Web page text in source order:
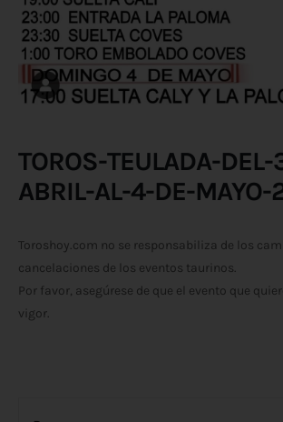
TOROS-TEULADA-
ABRIL-AL-4-DE-
Toroshoy.com no se responsabiliza de los
cancelaciones de los eventos taurinos.
Por favor, asegúrese de que el evento que
vigor.